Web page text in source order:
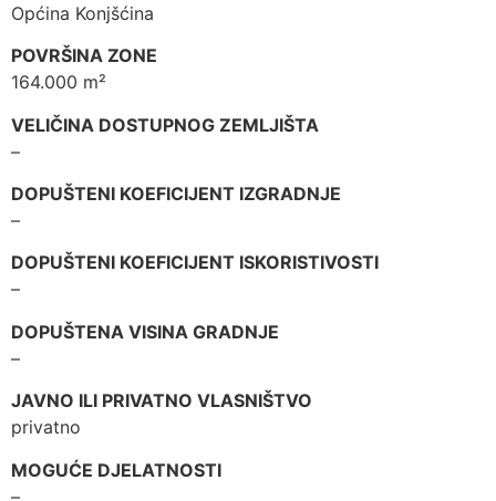
Općina Konjšćina
POVRŠINA ZONE
164.000 m²
VELIČINA DOSTUPNOG ZEMLJIŠTA
–
DOPUŠTENI KOEFICIJENT IZGRADNJE
–
DOPUŠTENI KOEFICIJENT ISKORISTIVOSTI
–
DOPUŠTENA VISINA GRADNJE
–
JAVNO ILI PRIVATNO VLASNIŠTVO
privatno
MOGUĆE DJELATNOSTI
–